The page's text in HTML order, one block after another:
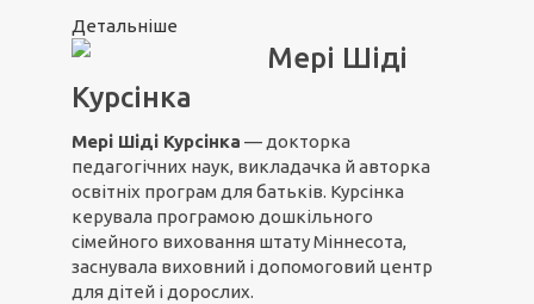
Детальніше
Мері Шіді
Курсінка
Мері Шіді Курсінка — докторка
педагогічних наук, викладачка й авторка
освітніх програм для батьків. Курсінка
керувала програмою дошкільного
сімейного виховання штату Міннесота,
заснувала виховний і допомоговий центр
для дітей і дорослих.